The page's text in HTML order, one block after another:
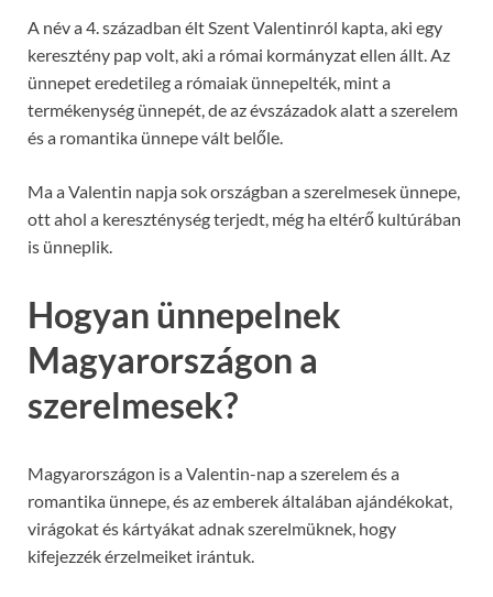
A név a 4. században élt Szent Valentinról kapta, aki egy
keresztény pap volt, aki a római kormányzat ellen állt. Az
ünnepet eredetileg a rómaiak ünnepelték, mint a
termékenység ünnepét, de az évszázadok alatt a szerelem
és a romantika ünnepe vált belőle.
Ma a Valentin napja sok országban a szerelmesek ünnepe,
ott ahol a kereszténység terjedt, még ha eltérő kultúrában
is ünneplik.
Hogyan ünnepelnek
Magyarországon a
szerelmesek?
Magyarországon is a Valentin-nap a szerelem és a
romantika ünnepe, és az emberek általában ajándékokat,
virágokat és kártyákat adnak szerelmüknek, hogy
kifejezzék érzelmeiket irántuk.